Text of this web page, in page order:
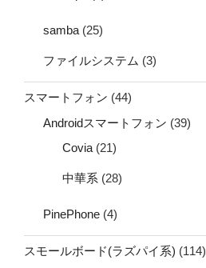
samba (25)
ファイルシステム (3)
スマートフォン (44)
Androidスマートフォン (39)
Covia (21)
中華系 (28)
PinePhone (4)
スモールボード(ラズパイ系) (114)